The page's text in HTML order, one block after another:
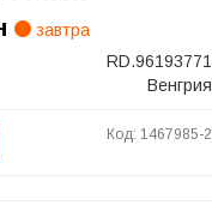
завтра
RD.96193771
Венгрия
Код: 1467985-2